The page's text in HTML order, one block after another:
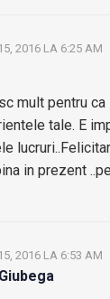
2016 LA 6:25 AM
mult pentru
tale. E
in prezent
2016 LA 6:53 AM